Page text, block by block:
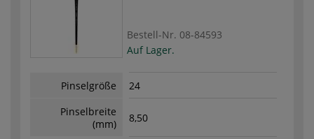
Bestell-Nr. 08-84593
Auf Lager.
Pinselgröße
24
Pinselbreite
(mm)
8,50